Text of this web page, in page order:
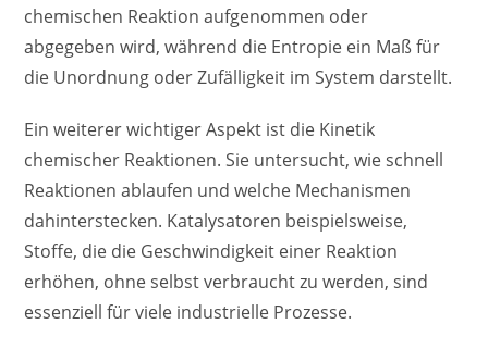
chemischen Reaktion aufgenommen oder
abgegeben wird, während die Entropie ein Maß für
die Unordnung oder Zufälligkeit im System darstellt.
Ein weiterer wichtiger Aspekt ist die Kinetik
chemischer Reaktionen. Sie untersucht, wie schnell
Reaktionen ablaufen und welche Mechanismen
dahinterstecken. Katalysatoren beispielsweise,
Stoffe, die die Geschwindigkeit einer Reaktion
erhöhen, ohne selbst verbraucht zu werden, sind
essenziell für viele industrielle Prozesse.